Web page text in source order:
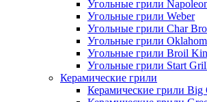
Угольные грили
Угольные грили Weber
Угольные грили Char
Угольные грили
Угольные грили Broil
Угольные грили Start
Керамические грили
Керамические грили Big